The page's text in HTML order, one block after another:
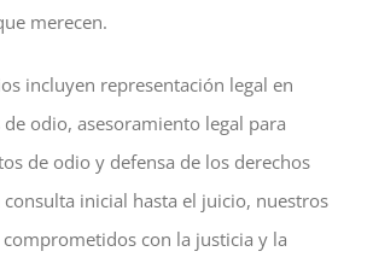
merecen.
incluyen representación legal en
odio, asesoramiento legal para
de odio y defensa de los derechos
consulta inicial hasta el juicio, nuestros
con la justicia y la